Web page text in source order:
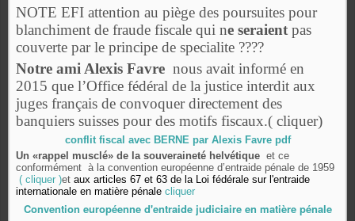
NOTE EFI attention au piège des poursuites pour
blanchiment de fraude fiscale qui ne seraient pas
couverte par le principe de specialite ????
Notre ami Alexis Favre nous avait informé en
2015 que l’Office fédéral de la justice interdit aux
juges français de convoquer directement des
banquiers suisses pour des motifs fiscaux.( cliquer)
conflit fiscal avec BERNE par Alexis Favre pdf
Un «rappel musclé» de la souveraineté helvétique et ce
conformément à la convention européenne d’entraide pénale de 1959
( cliquer )et aux articles 67 et 63 de la Loi fédérale sur l'entraide
internationale en matière pénale cliquer
Convention européenne d'entraide judiciaire en matière pénale